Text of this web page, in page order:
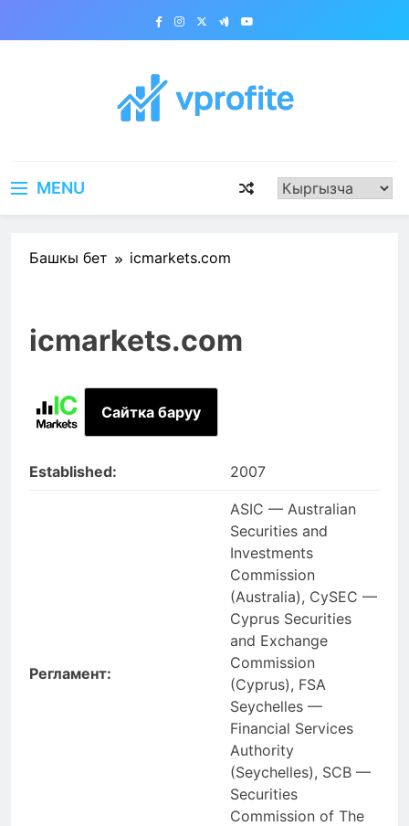
MENU
Башкы бет icmarkets.com
icmarkets.com
Сайтка баруу
Established: 2007
Регламент:
ASIC — Australian
Securities and
Investments
Commission
(Australia), CySEC —
Cyprus Securities
and Exchange
Commission
(Cyprus), FSA
Seychelles —
Financial Services
Authority
(Seychelles), SCB —
Securities
Commission of The